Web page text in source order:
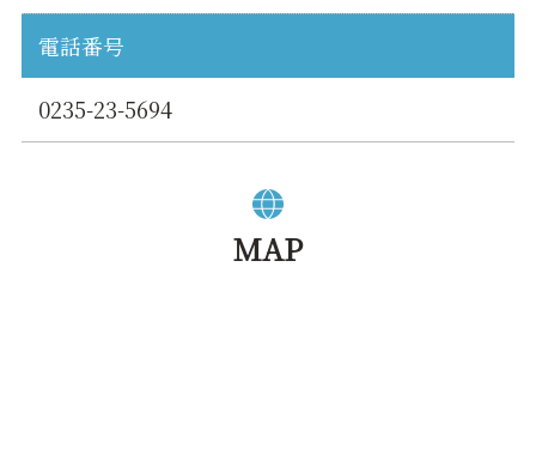
電話番号
0235-23-5694
MAP